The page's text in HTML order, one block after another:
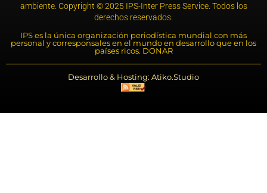
ambiente. Copyright © 2025 IPS-Inter Press Service. Todos los
derechos reservados.
IPS es la única organización periodística mundial con más
personal y corresponsales en el mundo en desarrollo que en los
países ricos. DONAR
Desarrollo & Hosting: Atiko.Studio